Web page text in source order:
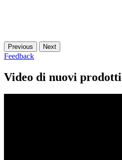
Previous Next
Feedback
Video di nuovi prodotti